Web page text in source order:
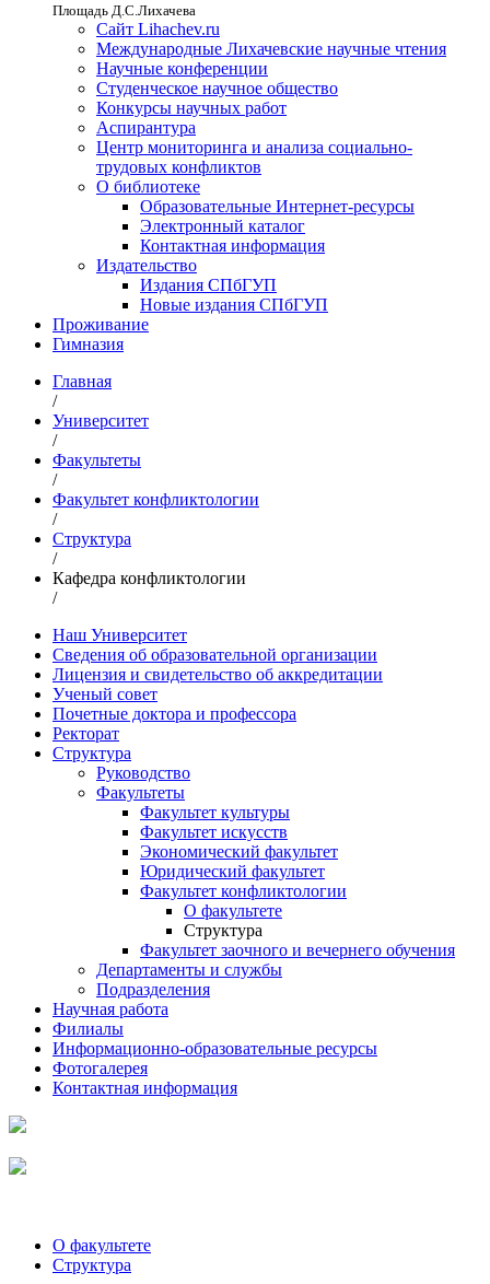
Площадь Д.С.Лихачева
Сайт Lihachev.ru
Международные Лихачевские научные чтения
Научные конференции
Студенческое научное общество
Конкурсы научных работ
Аспирантура
Центр мониторинга и анализа социально-
трудовых конфликтов
О библиотеке
Образовательные Интернет-ресурсы
Электронный каталог
Контактная информация
Издательство
Издания СПбГУП
Новые издания СПбГУП
Проживание
Гимназия
Главная
/
Университет
/
Факультеты
/
Факультет конфликтологии
/
Структура
/
Кафедра конфликтологии
/
Наш Университет
Сведения об образовательной организации
Лицензия и свидетельство об аккредитации
Ученый совет
Почетные доктора и профессора
Ректорат
Структура
Руководство
Факультеты
Факультет культуры
Факультет искусств
Экономический факультет
Юридический факультет
Факультет конфликтологии
О факультете
Структура
Факультет заочного и вечернего обучения
Департаменты и службы
Подразделения
Научная работа
Филиалы
Информационно-образовательные ресурсы
Фотогалерея
Контактная информация
О факультете
Структура